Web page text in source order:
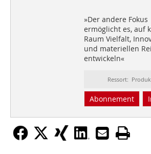
»Der andere Fokus
ermöglicht es, auf
Raum Vielfalt,
und materiellen
entwickeln«
Ressort:
Abonnement